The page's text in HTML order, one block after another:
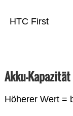
HTC First
Akku-
Höherer Wert =